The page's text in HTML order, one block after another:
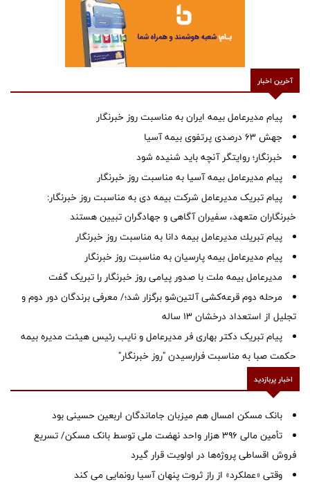
آخرین اخبار
پیام مدیرعامل بیمه ایران به مناسبت روز خبرنگار
جهش ۶۳ درصدی پرتفوی بیمه آسیا
خبرنگار؛ روایتگر آنچه باید شنیده شود
پیام مدیرعامل بیمه آسیا به مناسبت روز خبرنگار
پیام تبریک مدیرعامل شرکت بیمه دی به مناسبت روز خبرنگار:
خبرنگاران متعهد، سفیران آگاهی و جهادگران تبیین هستند
پیام ‌تبریك‌ مدیرعامل بیمه دانا به مناسبت روز خبرنگار
پیام مدیرعامل بیمه پارسیان به مناسبت روز خبرنگار
مدیرعامل بیمه ملت با صدور پیامی روز خبرنگار را تبریک گفت
مرحله دوم قرعه‌کشی آلتین‌شو برگزار شد؛/ معرفی برندگان دور دوم و
تجلیل از استعداد درخشان ۱۳ ساله
پیام تبریک دکتر بهاری فر مدیرعامل و نایب رئیس هیئت مدیره بیمه
حکمت صبا به مناسبت فرارسیدن "روز خبرنگار"
اخبار پربازدید
بانک مسکن امسال هم میزبان جاماندگان اربعین حسینی بود
تأمین مالی ۳۹۶ هزار واحد نهضت ملی توسط بانک مسکن/ تسریع
فروش اقساطی پروژه‌ها در اولویت قرار گیرد
وقتی «عملکرد» از راز ثروت پنهان آسیا رونمایی می کند